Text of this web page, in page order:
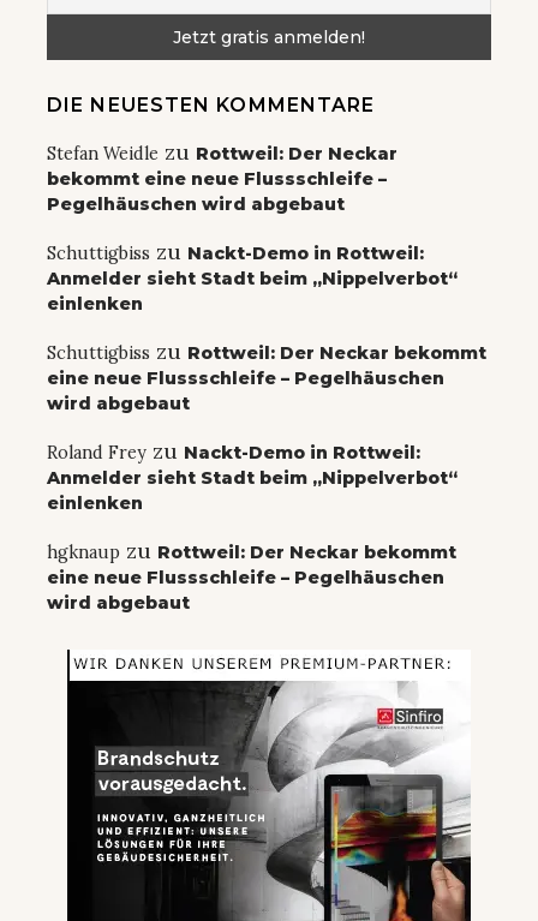
DIE NEUESTEN KOMMENTARE
Stefan Weidle zu Rottweil: Der Neckar
bekommt eine neue Flussschleife –
Pegelhäuschen wird abgebaut
Schuttigbiss zu Nackt-Demo in Rottweil:
Anmelder sieht Stadt beim „Nippelverbot“
einlenken
Schuttigbiss zu Rottweil: Der Neckar bekommt
eine neue Flussschleife – Pegelhäuschen
wird abgebaut
Roland Frey zu Nackt-Demo in Rottweil:
Anmelder sieht Stadt beim „Nippelverbot“
einlenken
hgknaup zu Rottweil: Der Neckar bekommt
eine neue Flussschleife – Pegelhäuschen
wird abgebaut